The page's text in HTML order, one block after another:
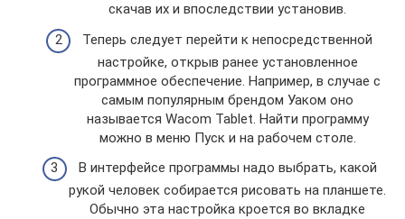
скачав их и впоследствии установив.
Теперь следует перейти к непосредственной
настройке, открыв ранее установленное
программное обеспечение. Например, в случае с
самым популярным брендом Уаком оно
называется Wacom Tablet. Найти программу
можно в меню Пуск и на рабочем столе.
В интерфейсе программы надо выбрать, какой
рукой человек собирается рисовать на планшете.
Обычно эта настройка кроется во вкладке